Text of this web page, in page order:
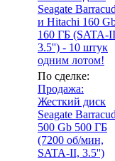
Seagate
и Hitachi 160
160 ГБ (SATA-
3.5'') - 10 штук
одним лотом!
По сделке:
Продажа:
Жесткий диск
Seagate
500 Gb 500 ГБ
(7200 об/мин,
SATA-II, 3.5'')